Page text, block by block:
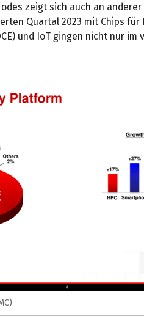
zeigt sich auch an
Quartal 2023 mit Chips für
und IoT gingen nicht nur im